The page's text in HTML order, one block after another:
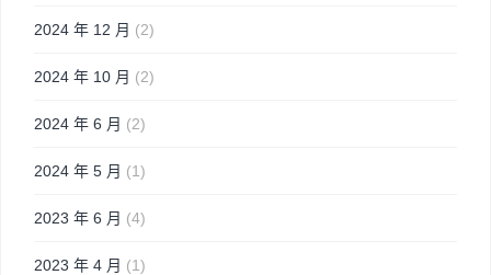
2024 年 12 月 (2)
2024 年 10 月 (2)
2024 年 6 月 (2)
2024 年 5 月 (1)
2023 年 6 月 (4)
2023 年 4 月 (1)